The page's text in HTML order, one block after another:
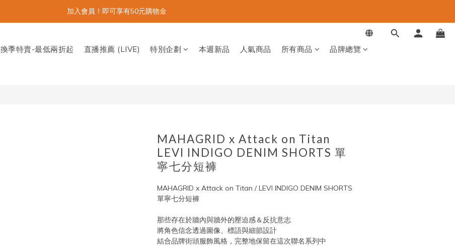
加入會員！即可享有50元購物金
換季特賣-最低兩折起 直播推薦 (LIVE) 特別企劃 本週新品 人氣商品 所有商品 品牌總覽
MAHAGRID x Attack on Titan
LEVI INDIGO DENIM SHORTS 單
寧七分短褲
MAHAGRID x Attack on Titan / LEVI INDIGO DENIM SHORTS
單寧七分短褲
那些存在於牆內與牆外的壓迫感＆反抗意志
將角色信念透過圖像、標語與細節設計
結合品牌街頭服飾風格，完整地保留在這次聯名系列中
立即購買